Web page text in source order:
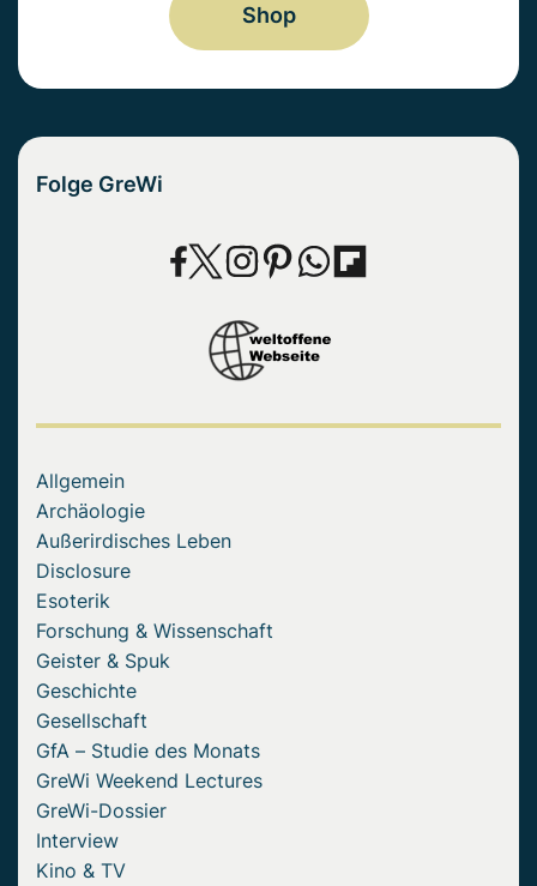
Shop
Folge GreWi
Allgemein
Archäologie
Außerirdisches Leben
Disclosure
Esoterik
Forschung & Wissenschaft
Geister & Spuk
Geschichte
Gesellschaft
GfA – Studie des Monats
GreWi Weekend Lectures
GreWi-Dossier
Interview
Kino & TV